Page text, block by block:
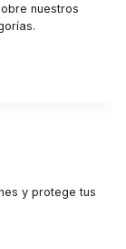
nuestros
y protege tus